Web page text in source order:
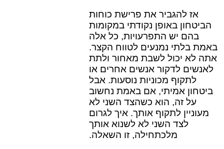
אז להגביר את פרישת כוחות
הביטחון באופן נקודתי במקומות
בהם יש התפרעויות, כל אלה
באמת בלתי נמנעים לטווח הקצר.
אתה לא יכול לשבת מאחור ולתת
לאנשים לדקור אנשים אחרים או
לתקוף מכוניות נוסעות. אבל
ביטחון אמיתי, אם באמת נחשוב
על זה, הוא כשהצד השני לא
מעוניין לתקוף אותך. איך לגרום
לצד השני לא לשנוא אותך
מלכתחילה, זו השאלה.